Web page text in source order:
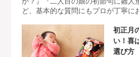
ど、基本的な質問にもプロが丁寧に
初正月
い！喜
選び方